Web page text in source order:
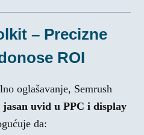
– Precizne
ROI
oglašavanje, Semrush
jasan uvid u PPC i display
da: